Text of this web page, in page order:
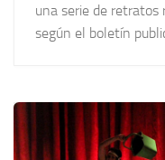
una serie de
según el boletín